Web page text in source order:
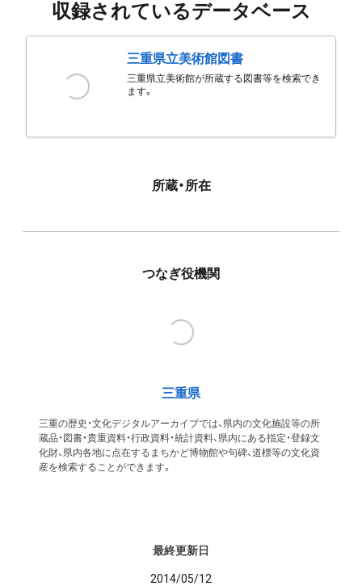
収録されているデータベース
三重県立美術館図書
三重県立美術館が所蔵する図書等を検索でき
ます。
所蔵・所在
つなぎ役機関
三重県
三重の歴史・文化デジタルアーカイブでは、県内の文化施設等の所
蔵品・図書・貴重資料・行政資料・統計資料、県内にある指定・登録文
化財、県内各地に点在するまちかど博物館や句碑、道標等の文化資
産を検索することができます。
最終更新日
2014/05/12